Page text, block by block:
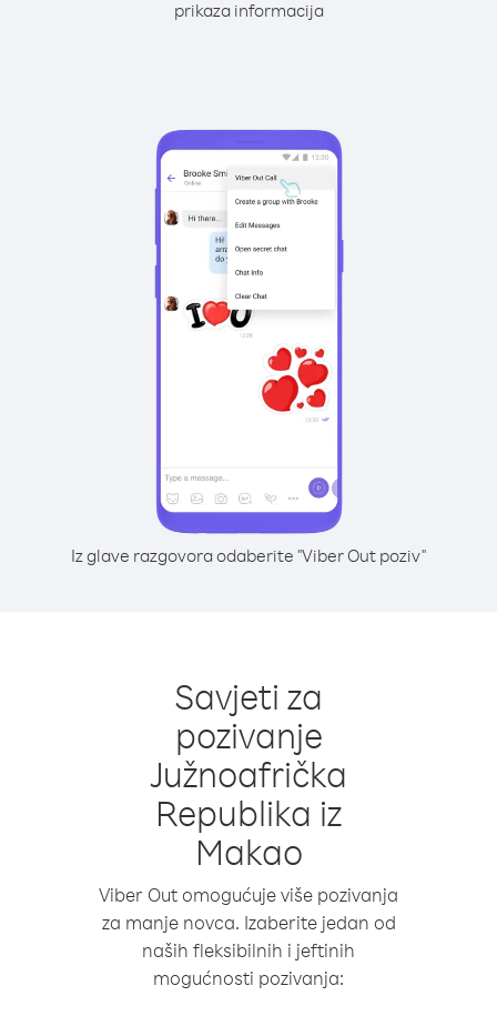
prikaza informacija
Iz glave razgovora odaberite "Viber Out poziv"
Savjeti za
pozivanje
Južnoafrička
Republika iz
Makao
Viber Out omogućuje više pozivanja
za manje novca. Izaberite jedan od
naših fleksibilnih i jeftinih
mogućnosti pozivanja: